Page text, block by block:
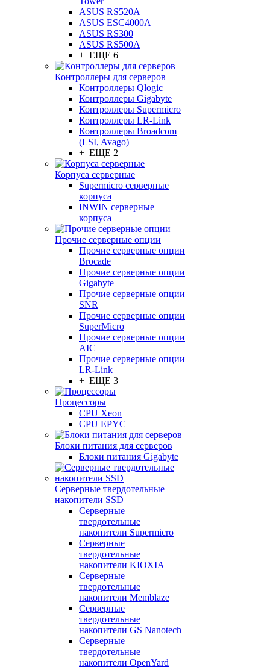
ASUS RS520A
ASUS ESC4000A
ASUS RS300
ASUS RS500A
+ ЕЩЕ 6
Контроллеры для серверов
Контроллеры Qlogic
Контроллеры Gigabyte
Контроллеры Supermicro
Контроллеры LR-Link
Контроллеры Broadcom
(LSI, Avago)
+ ЕЩЕ 2
Корпуса серверные
Supermicro серверные
корпуса
INWIN серверные
корпуса
Прочие серверные опции
Прочие серверные опции
Brocade
Прочие серверные опции
Gigabyte
Прочие серверные опции
SNR
Прочие серверные опции
SuperMicro
Прочие серверные опции
AIC
Прочие серверные опции
LR-Link
+ ЕЩЕ 3
Процессоры
CPU Xeon
CPU EPYC
Блоки питания для серверов
Блоки питания Gigabyte
Серверные твердотельные
накопители SSD
Cерверные
твердотельные
накопители Supermicro
Cерверные
твердотельные
накопители KIOXIA
Cерверные
твердотельные
накопители Memblaze
Cерверные
твердотельные
накопители GS Nanotech
Серверные
твердотельные
накопители OpenYard